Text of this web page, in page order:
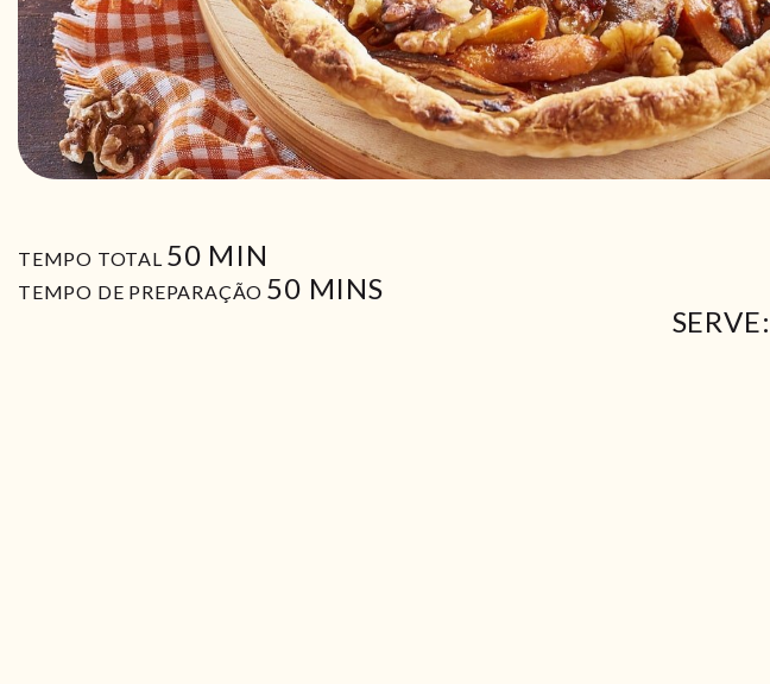
TEMPO TOTAL 50MIN
MIN
TEMPO DE PREPARAÇÃO 50MIN
MINS
SERVE: